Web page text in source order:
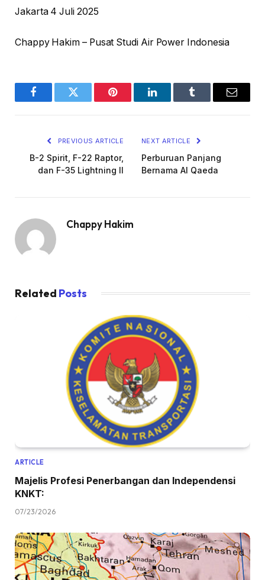
Jakarta 4 Juli 2025
Chappy Hakim – Pusat Studi Air Power Indonesia
FacebookTwitter Pinterest LinkedInTumblr Email
PREVIOUS ARTICLE
B-2 Spirit, F-22 Raptor,
dan F-35 Lightning II
NEXT ARTICLE
Perburuan Panjang
Bernama Al Qaeda
Chappy Hakim
Related Posts
ARTICLE
Majelis Profesi Penerbangan dan Independensi
KNKT:
07/23/2026